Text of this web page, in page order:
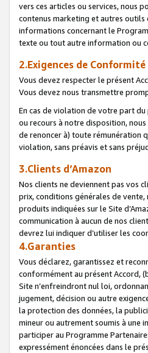
vers ces articles ou services, nous
contenus marketing et autres outils
informations concernant le
texte ou tout autre information ou
2.Exigences de
Vous devez respecter le présent
Vous devez nous transmettre
En cas de violation de votre part
ou recours à notre disposition,
de renoncer à) toute rémunération
violation, sans préavis et sans
3.Clients d’Amazon
Nos clients ne deviennent pas vos
prix, conditions générales de
produits indiquées sur le Site
communication à aucun de nos
devrez lui indiquer d’utiliser les
4.Garanties
Vous déclarez, garantissez et
conformément au présent Accord,
Site n’enfreindront nul loi,
jugement, décision ou autre
la protection des données, la
mineur ou autrement soumis à une
participer au Programme
expressément énoncées dans le